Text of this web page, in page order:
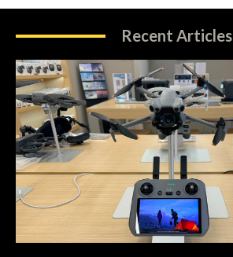
Recent Articles